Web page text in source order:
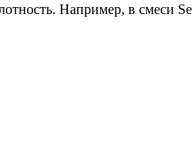
Например, в смеси